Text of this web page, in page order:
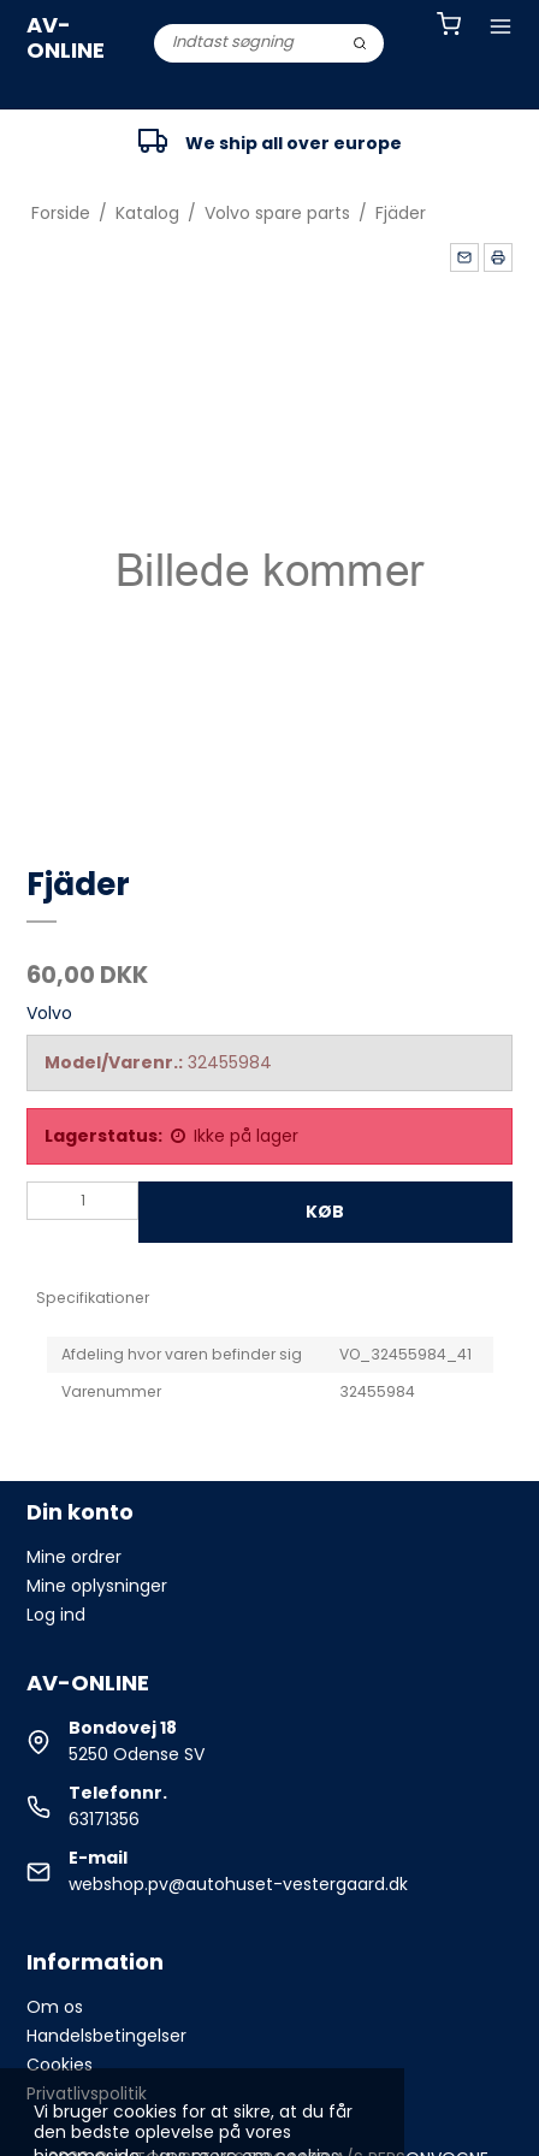
Vi bruger cookies for at sikre, at du får
den bedste oplevelse på vores
AV-
ONLINE
We ship all over europe
Forside / Katalog / Volvo spare parts / Fjäder
Fjäder
60,00 DKK
Volvo
Model/Varenr.: 32455984
Lagerstatus: Ikke på lager
KØB
Specifikationer
Afdeling hvor varen befinder sig
VO_32455984_41
Varenummer
32455984
Din konto
Mine ordrer
Mine oplysninger
Log ind
AV-ONLINE
Bondovej 18
5250 Odense SV
Telefonnr.
63171356
E-mail
webshop.pv@autohuset-vestergaard.dk
Information
Om os
Handelsbetingelser
Cookies
Privatlivspolitik